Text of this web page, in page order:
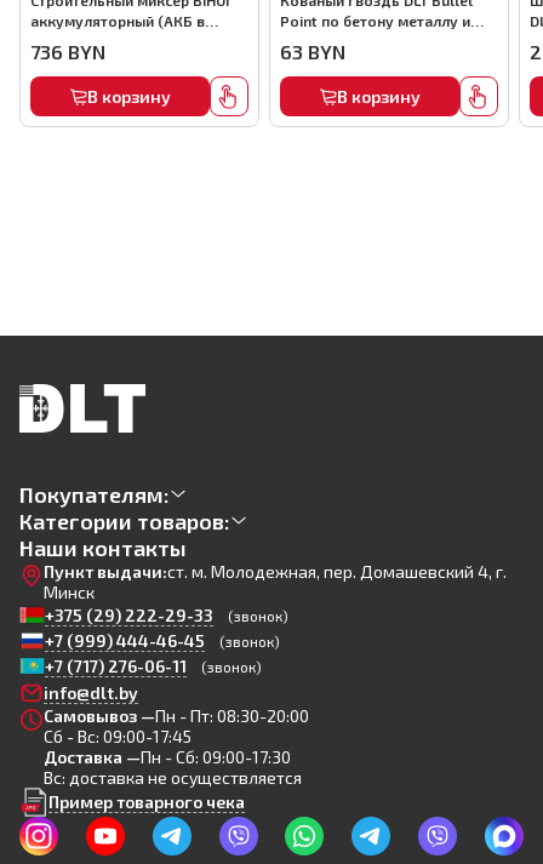
аккумуляторный (АКБ в
736 BYN
В корзину
Point по бетону металлу и
арт.0116
63 BYN
В корзину
Покупателям:
Категории товаров:
Наши контакты
Пункт выдачи:ст. м. Молодежная, пер. Домашевский 4, г.
Минск
+375 (29) 222-29-33
(звонок)
+7 (999) 444-46-45 (звонок)
+7 (717) 276-06-11 (звонок)
info@dlt.by
Самовывоз —Пн - Пт: 08:30-20:00
Сб - Вс: 09:00-17:45
Доставка —Пн - Сб: 09:00-17:30
Вс: доставка не осуществляется
Пример товарного чека